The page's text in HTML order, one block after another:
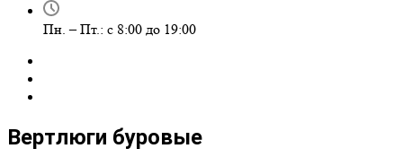
Пн. – Пт.: с 8:00 до 19:00
Вертлюги буровые